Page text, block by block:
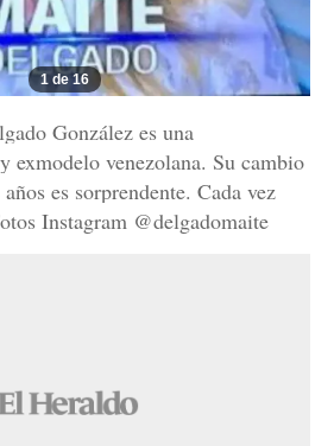
1 de 16
González es una
exmodelo venezolana. Su cambio
es sorprendente. Cada vez
Instagram @delgadomaite